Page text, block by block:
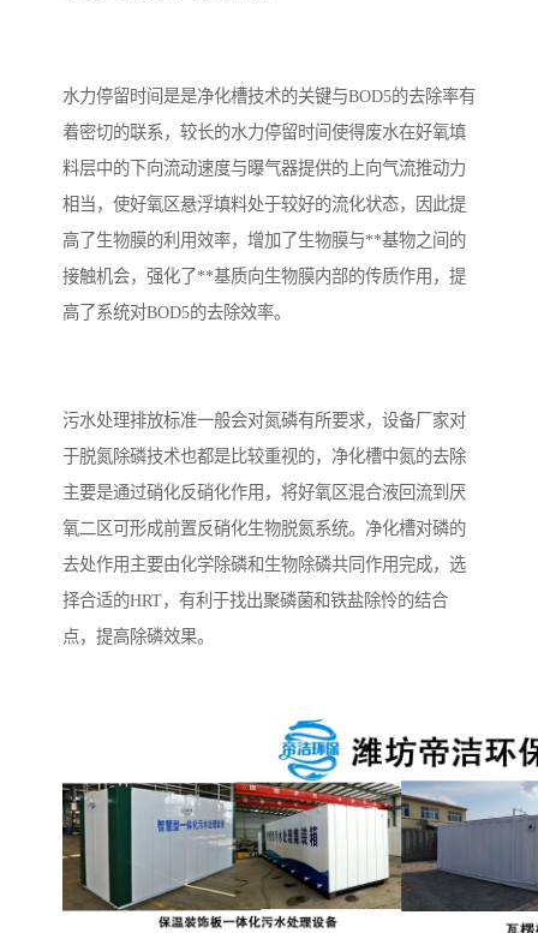
水力停留时间是是净化槽技术的关键与BOD5的去除率有
着密切的联系，较长的水力停留时间使得废水在好氧填
料层中的下向流动速度与曝气器提供的上向气流推动力
相当，使好氧区悬浮填料处于较好的流化状态，因此提
高了生物膜的利用效率，增加了生物膜与**基物之间的
接触机会，强化了**基质向生物膜内部的传质作用，提
高了系统对BOD5的去除效率。
污水处理排放标准一般会对氮磷有所要求，设备厂家对
于脱氮除磷技术也都是比较重视的，净化槽中氮的去除
主要是通过硝化反硝化作用，将好氧区混合液回流到厌
氧二区可形成前置反硝化生物脱氮系统。净化槽对磷的
去处作用主要由化学除磷和生物除磷共同作用完成，选
择合适的HRT，有利于找出聚磷菌和铁盐除怜的结合
点，提高除磷效果。